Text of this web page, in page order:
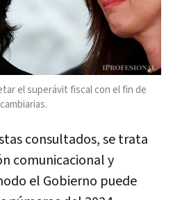
el superávit fiscal con el fin de
consultados, se trata
comunicacional y
el Gobierno puede